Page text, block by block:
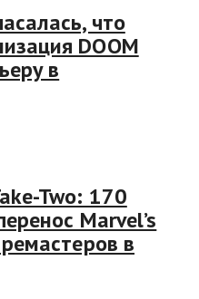
что
DOOM
в
Two: 170
Marvel’s
в